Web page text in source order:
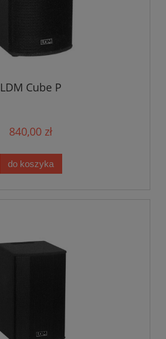
LDM Cube P
840,00 zł
do koszyka